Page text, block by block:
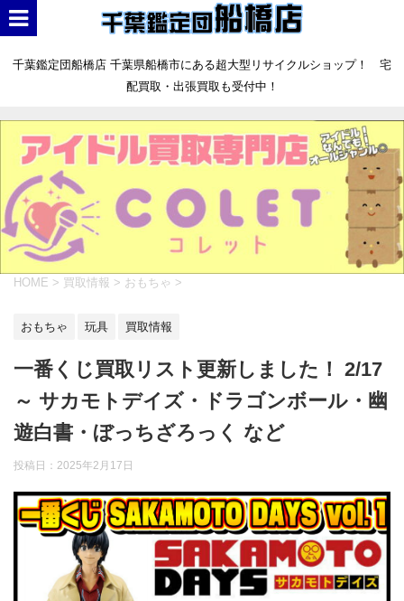
千葉鑑定団船橋店 千葉県船橋市にある超大型リサイクルショップ！ 宅
配買取・出張買取も受付中！
HOME > 買取情報 > おもちゃ >
おもちゃ 玩具 買取情報
一番くじ買取リスト更新しました！ 2/17
～ サカモトデイズ・ドラゴンボール・幽
遊白書・ぼっちざろっく など
投稿日： 2025年2月17日